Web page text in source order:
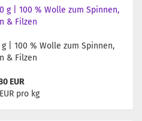
| 100 % Wolle zum Spinnen,
& Filzen
EUR
pro kg